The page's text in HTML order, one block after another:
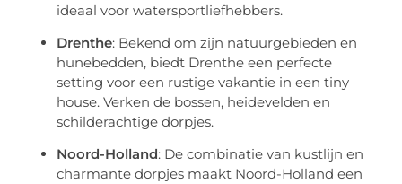
ideaal voor watersportliefhebbers.
Drenthe: Bekend om zijn natuurgebieden en
hunebedden, biedt Drenthe een perfecte
setting voor een rustige vakantie in een tiny
house. Verken de bossen, heidevelden en
schilderachtige dorpjes.
Noord-Holland: De combinatie van kustlijn en
charmante dorpjes maakt Noord-Holland een